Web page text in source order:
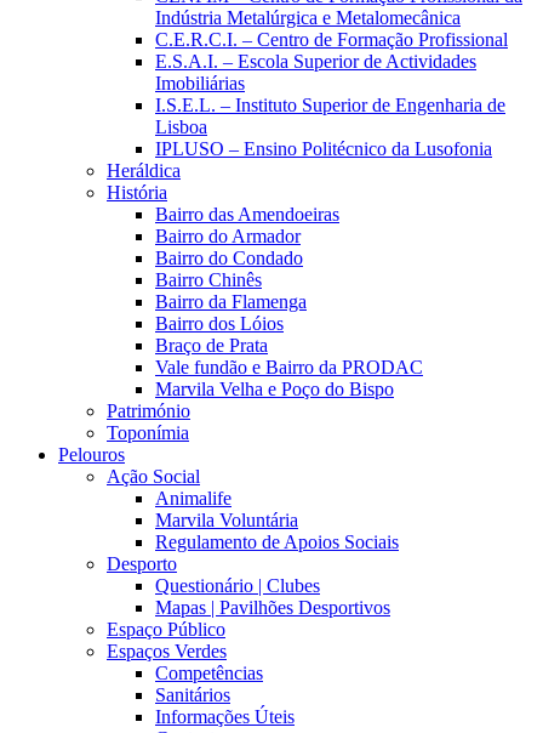
Indústria Metalúrgica e Metalomecânica
C.E.R.C.I. – Centro de Formação Profissional
E.S.A.I. – Escola Superior de Actividades
Imobiliárias
I.S.E.L. – Instituto Superior de Engenharia de
Lisboa
IPLUSO – Ensino Politécnico da Lusofonia
Heráldica
História
Bairro das Amendoeiras
Bairro do Armador
Bairro do Condado
Bairro Chinês
Bairro da Flamenga
Bairro dos Lóios
Braço de Prata
Vale fundão e Bairro da PRODAC
Marvila Velha e Poço do Bispo
Património
Toponímia
Pelouros
Ação Social
Animalife
Marvila Voluntária
Regulamento de Apoios Sociais
Desporto
Questionário | Clubes
Mapas | Pavilhões Desportivos
Espaço Público
Espaços Verdes
Competências
Sanitários
Informações Úteis